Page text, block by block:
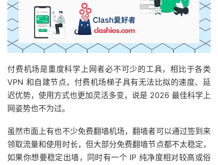
付费机场是重度科学上网者必不可少的工具，相比于各类
VPN 和自建节点，付费机场梯子具有无法比拟的速度、延
迟优势，使用方式也更加灵活多变，说是 2026 最佳科学上
网姿势也不为过。
虽然市面上有也不少免费翻墙机场，翻墙者可以通过签到来
领取流量和使用时长，但大部分免费翻墙节点都不太稳定，
如果你想要稳定出墙，同时有一个 IP 纯净度相对较高或俗